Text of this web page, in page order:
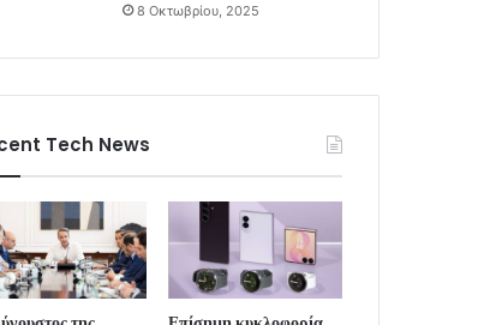
8 Οκτωβρίου, 2025
Tech News